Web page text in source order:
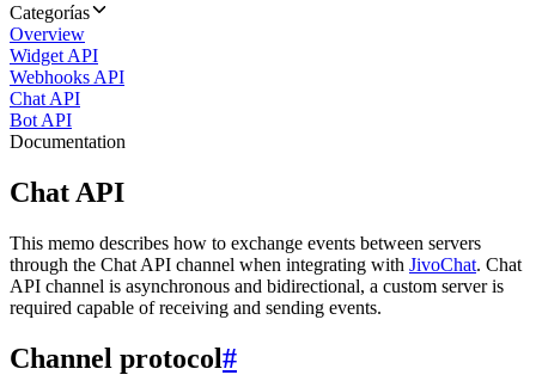
Categorías
Overview
Widget API
Webhooks API
Chat API
Bot API
Documentation
Chat API
This memo describes how to exchange events between servers
through the Chat API channel when integrating with JivoChat. Chat
API channel is asynchronous and bidirectional, a custom server is
required capable of receiving and sending events.
Channel protocol#